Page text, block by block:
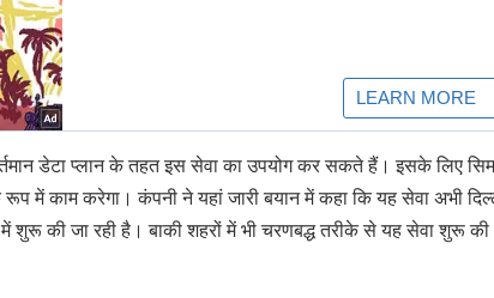
डेटा प्लान के तहत इस सेवा का उपयोग कर सकते हैं। इसके लिए सिम
में काम करेगा। कंपनी ने यहां जारी बयान में कहा कि यह सेवा अभी
शुरू की जा रही है। बाकी शहरों में भी चरणबद्ध तरीके से यह सेवा शुरू की